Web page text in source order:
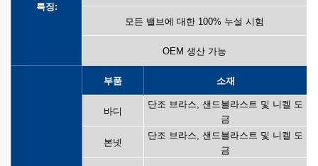
특징:
모든 밸브에 대한 100% 누설 시험
OEM 생산 가능
부품 소재
바디
단조 브라스, 샌드블라스트 및 니켈 도
금
본넷
단조 브라스, 샌드블라스트 및 니켈 도
금